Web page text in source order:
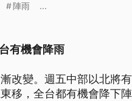
陣雨 ...
有機會降雨
改變。週五中部以北將
移，全台都有機會降下